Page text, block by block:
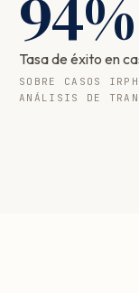
94%
Tasa de éxito en
SOBRE CASOS
ANÁLISIS DE